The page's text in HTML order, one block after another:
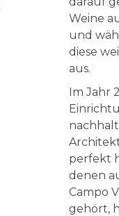
Weine
und
diese
aus.
Im Jahr
perfekt
denen
Campo
gehört,